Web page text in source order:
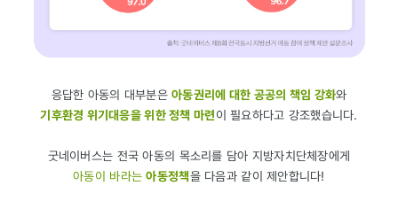
응답한 아동의 대부분은아동권리에 대한 공공의 책임 강화와
기후환경 위기대응을 위한 정책 마련이 필요하다고 강조했습니다.
굿네이버스는 전국 아동의 목소리를 담아 지방자치단체장에게
아동이 바라는아동정책을 다음과 같이 제안합니다!